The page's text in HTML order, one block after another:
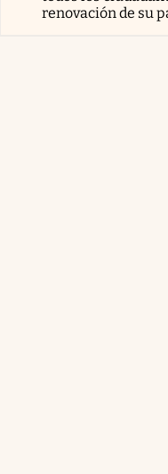
renovación de su